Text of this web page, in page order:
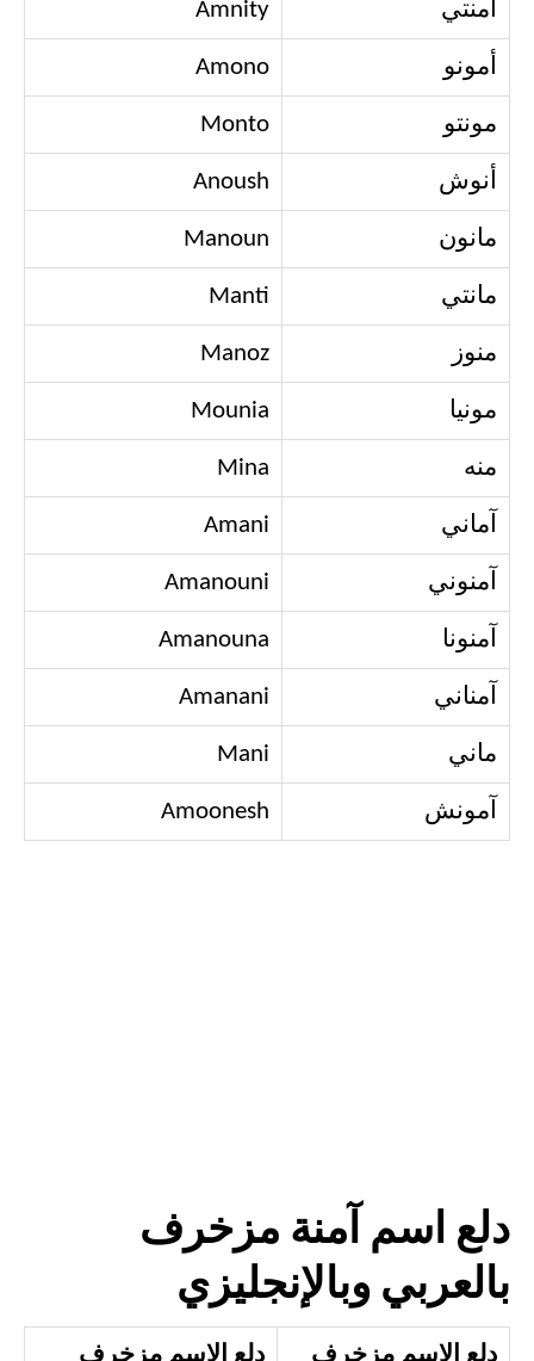
آمنتي Amnity
أمونو Amono
مونتو Monto
أنوش Anoush
مانون Manoun
مانتي Manti
منوز Manoz
مونيا Mounia
منه Mina
آماني Amani
آمنوني Amanouni
آمنونا Amanouna
آمناني Amanani
ماني Mani
آمونش Amoonesh
دلع اسم آمنة مزخرف
بالعربي وبالإنجليزي
دلع الاسم مزخرف دلع الاسم مزخرف